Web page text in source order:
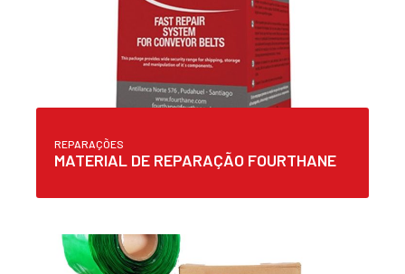
REPARAÇÕES
MATERIAL DE REPARAÇÃO FOURTHANE